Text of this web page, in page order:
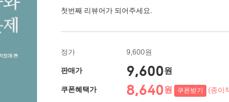
첫번째 리뷰어가 되어주세요.
정가 9,600원
판매가 9,600원
쿠폰혜택가 8,640원 쿠폰받기 (종이